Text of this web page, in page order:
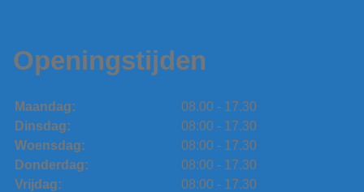
Openingstijden
Maandag:
08.00 - 17.30
Dinsdag:
08:00 - 17.30
Woensdag:
08:00 - 17.30
Donderdag:
08:00 - 17.30
Vrijdag:
08:00 - 17.30